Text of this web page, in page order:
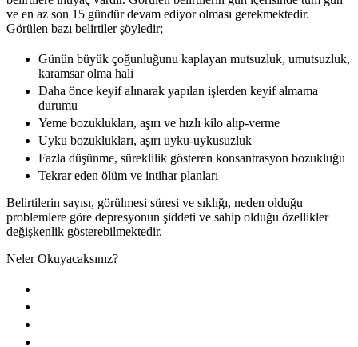
ve en az son 15 gündür devam ediyor olması gerekmektedir.
Görülen bazı belirtiler şöyledir;
Günün büyük çoğunluğunu kaplayan mutsuzluk, umutsuzluk,
karamsar olma hali
Daha önce keyif alınarak yapılan işlerden keyif almama
durumu
Yeme bozuklukları, aşırı ve hızlı kilo alıp-verme
Uyku bozuklukları, aşırı uyku-uykusuzluk
Fazla düşünme, süreklilik gösteren konsantrasyon bozukluğu
Tekrar eden ölüm ve intihar planları
Belirtilerin sayısı, görülmesi süresi ve sıklığı, neden olduğu
problemlere göre depresyonun şiddeti ve sahip olduğu özellikler
değişkenlik gösterebilmektedir.
Neler Okuyacaksınız?